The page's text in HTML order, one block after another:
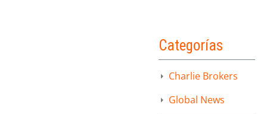
Categorías
Charlie Brokers
Global News